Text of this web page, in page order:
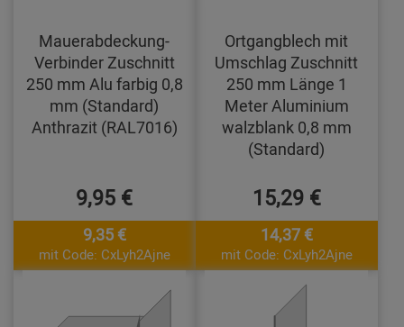
Mauerabdeckung-
Verbinder Zuschnitt
250 mm Alu farbig 0,8
mm (Standard)
Anthrazit (RAL7016)
9,95 €
9,35 €
mit Code: CxLyh2Ajne
Ortgangblech mit
Umschlag Zuschnitt
250 mm Länge 1
Meter Aluminium
walzblank 0,8 mm
(Standard)
15,29 €
14,37 €
mit Code: CxLyh2Ajne